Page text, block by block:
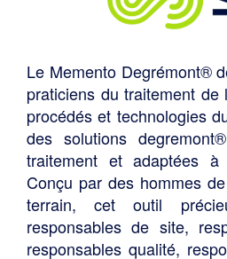
Le Memento Degrémont®
praticiens du traitement
procédés et technologies
des solutions
traitement et adaptées à
Conçu par des hommes
terrain, cet outil
responsables de site,
responsables qualité,